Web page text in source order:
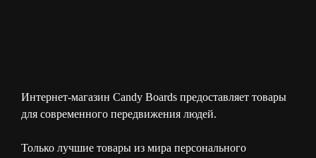
Интернет-магазин Candy Boards предоставляет товары
для современного передвижения людей.
Только лучшие товары из мира персонального